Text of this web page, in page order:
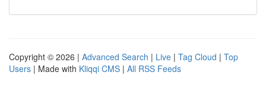
Copyright © 2026 | Advanced Search | Live | Tag Cloud | Top
Users | Made with Kliqqi CMS | All RSS Feeds